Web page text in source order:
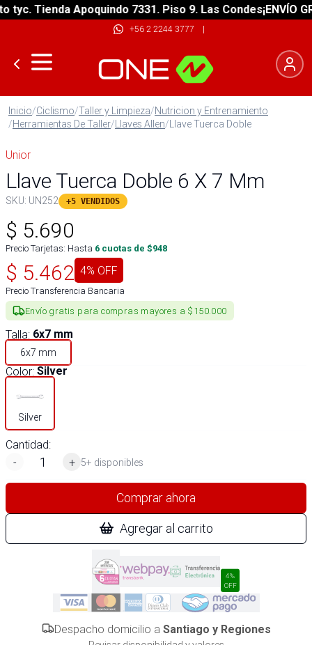
Tienda Apoquindo 7331. Piso 9. Las Condes¡ENVÍO
+56 2 2244 3777 |
Inicio/Ciclismo/Taller y Limpieza/Nutricion y Entrenamiento
/Herramientas De Taller/Llaves Allen/Llave Tuerca Doble
Unior
Llave Tuerca Doble 6 X 7 Mm
SKU: UN252 +5 VENDIDOS
$ 5.690
Precio Tarjetas: Hasta 6 cuotas de $948
$ 5.462 4% OFF
Precio Transferencia Bancaria
Envío gratis para compras mayores a $150.000
Talla: 6x7 mm
6x7 mm
Color: Silver
Silver
Cantidad:
-
+ 5+ disponibles
Comprar ahora
Agregar al carrito
4%
OFF
Despacho domicilio a Santiago y Regiones